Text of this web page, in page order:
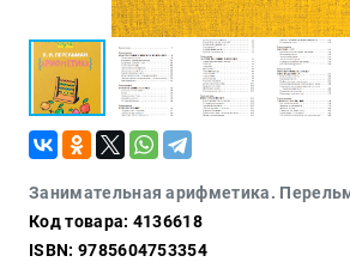
Занимательная арифметика.
Код товара: 4136618
ISBN: 9785604753354
Политика
Религия
Туризм
Разное
гастрономия,
кулинария